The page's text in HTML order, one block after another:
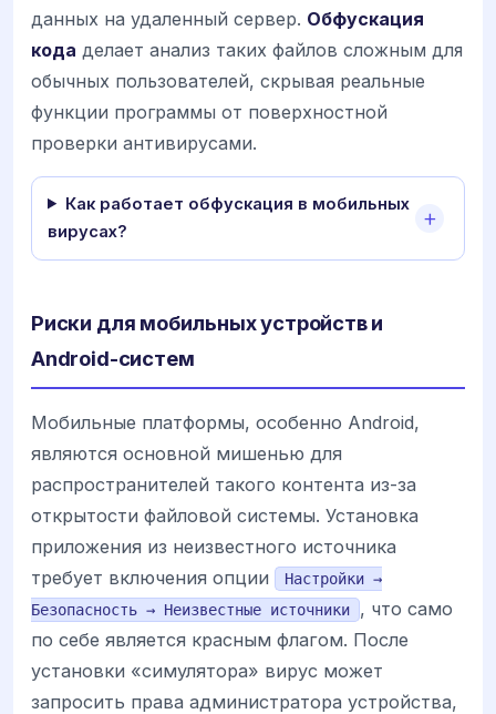
данных на удаленный сервер. Обфускация
кода делает анализ таких файлов сложным для
обычных пользователей, скрывая реальные
функции программы от поверхностной
проверки антивирусами.
Как работает обфускация в мобильных
вирусах?
Риски для мобильных устройств и
Android-систем
Мобильные платформы, особенно Android,
являются основной мишенью для
распространителей такого контента из-за
открытости файловой системы. Установка
приложения из неизвестного источника
требует включения опции
Настройки →
Безопасность → Неизвестные источники
, что само
по себе является красным флагом. После
установки «симулятора» вирус может
запросить права администратора устройства,